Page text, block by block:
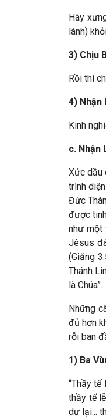
Hãy
lành)
3) Chịu
Rồi thì
4) Nhận
Kinh
c. Nhận
Xức dầu
trình
Đức
được
như một
Jêsus
(Giăng
Thánh
là Chúa”.
Những
đủ hơn
rỗi ban
1) Ba
“Thầy
thầy tế
dư lại...